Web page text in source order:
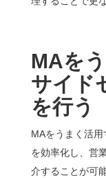
MAを
サイド
を行う
MAをうまく活
を効率化し、営
介することが可